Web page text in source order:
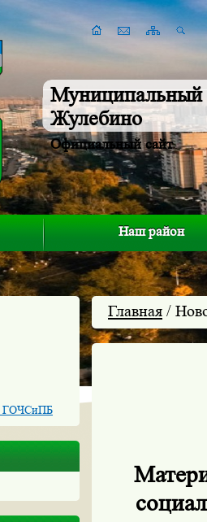
Муниципальный
Жулебино
Официальный сайт
Наш район
ГОЧСиПБ
Главная /